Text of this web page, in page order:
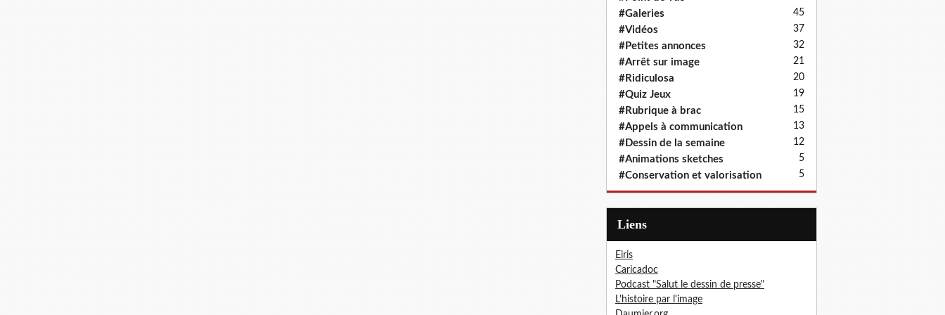
#Galeries 45
#Vidéos 37
#Petites annonces 32
#Arrêt sur image 21
#Ridiculosa 20
#Quiz Jeux 19
#Rubrique à brac 15
#Appels à communication 13
#Dessin de la semaine 12
#Animations sketches 5
#Conservation et valorisation 5
Liens
Eiris
Caricadoc
Podcast "Salut le dessin de presse"
L'histoire par l'image